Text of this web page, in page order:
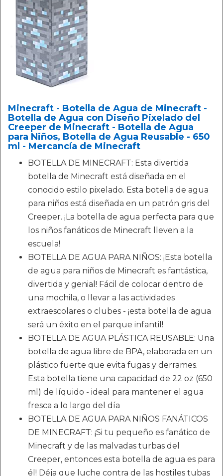
Minecraft - Botella de Agua de Minecraft -
Botella de Agua con Diseño Pixelado del
Creeper de Minecraft - Botella de Agua
para Niños, Botella de Agua Reusable - 650
ml - Mercancía de Minecraft
BOTELLA DE MINECRAFT: Esta divertida
botella de Minecraft está diseñada en el
conocido estilo pixelado. Esta botella de agua
para niños está diseñada en un patrón gris del
Creeper. ¡La botella de agua perfecta para que
los niños fanáticos de Minecraft lleven a la
escuela!
BOTELLA DE AGUA PARA NIÑOS: ¡Esta botella
de agua para niños de Minecraft es fantástica,
divertida y genial! Fácil de colocar dentro de
una mochila, o llevar a las actividades
extraescolares o clubes - ¡esta botella de agua
será un éxito en el parque infantil!
BOTELLA DE AGUA PLÁSTICA REUSABLE: Una
botella de agua libre de BPA, elaborada en un
plástico fuerte que evita fugas y derrames.
Esta botella tiene una capacidad de 22 oz (650
ml) de líquido - ideal para mantener el agua
fresca a lo largo del día
BOTELLA DE AGUA PARA NIÑOS FANÁTICOS
DE MINECRAFT: ¡Si tu pequeño es fanático de
Minecraft y de las malvadas turbas del
Creeper, entonces esta botella de agua es para
él! Déja que luche contra de las hostiles tubas